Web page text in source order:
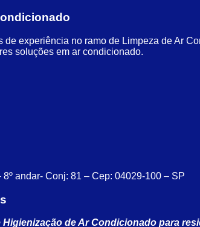
de experiência no ramo de Limpeza de Ar
soluções em ar condicionado.
andar- Conj: 81 – Cep: 04029-100 – SP
Higienização de Ar Condicionado para